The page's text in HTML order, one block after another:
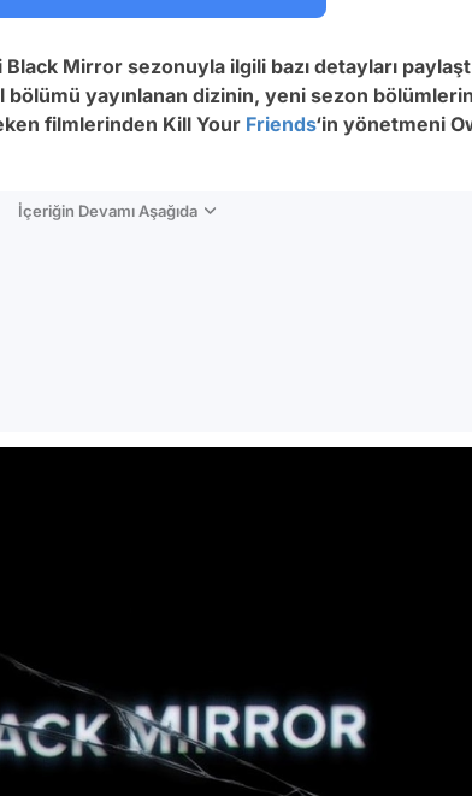
Mirror sezonuyla ilgili bazı detayları
yayınlanan dizinin, yeni sezon
filmlerinden Kill Your Friends‘in yönetmeni
İçeriğin Devamı Aşağıda